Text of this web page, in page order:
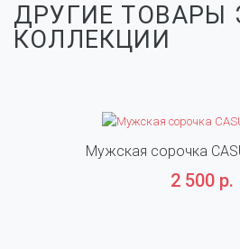
ДРУГИЕ ТОВАРЫ
КОЛЛЕКЦИИ
Мужская сорочка
2 500 р.